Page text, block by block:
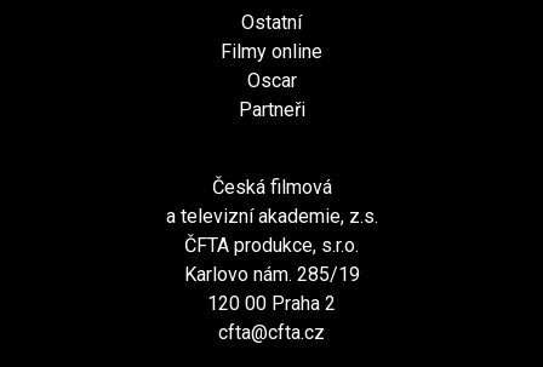
Ostatní
Filmy online
Oscar
Partneři
Česká filmová
a televizní akademie, z.s.
ČFTA produkce, s.r.o.
Karlovo nám. 285/19
120 00 Praha 2
cfta@cfta.cz